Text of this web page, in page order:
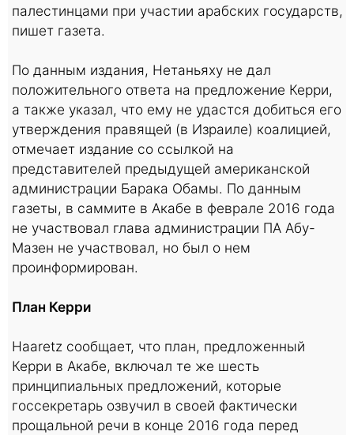
палестинцами при участии арабских государств,
пишет газета.
По данным издания, Нетаньяху не дал
положительного ответа на предложение Керри,
а также указал, что ему не удастся добиться его
утверждения правящей (в Израиле) коалицией,
отмечает издание со ссылкой на
представителей предыдущей американской
администрации Барака Обамы. По данным
газеты, в саммите в Акабе в феврале 2016 года
не участвовал глава администрации ПА Абу-
Мазен не участвовал, но был о нем
проинформирован.
План Керри
Haaretz сообщает, что план, предложенный
Керри в Акабе, включал те же шесть
принципиальных предложений, которые
госсекретарь озвучил в своей фактически
прощальной речи в конце 2016 года перед